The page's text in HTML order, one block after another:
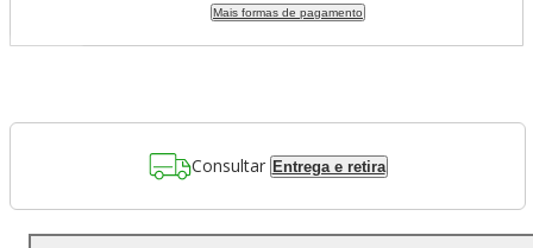
Mais formas de pagamento
Consultar Entrega e retira